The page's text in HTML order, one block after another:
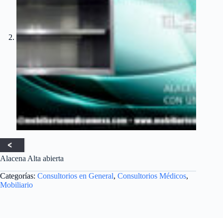
Alacena Alta abierta
Categorías: Consultorios en General, Consultorios Médicos,
Mobiliario